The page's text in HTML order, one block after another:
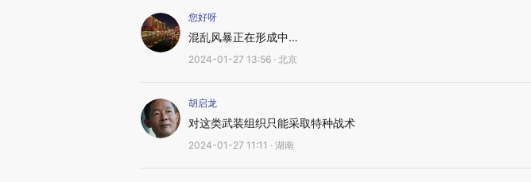
您好呀
混乱风暴正在形成中…
2024-01-27 13:56 · 北京
胡启龙
对这类武装组织只能采取特种战术
2024-01-27 11:11 · 湖南